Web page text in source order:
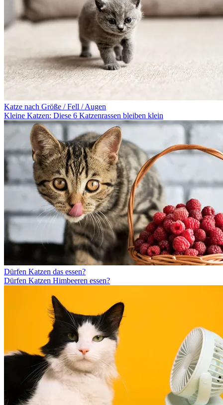
Katze nach Größe / Fell / Augen
Kleine Katzen: Diese 6 Katzenrassen bleiben klein
Dürfen Katzen das essen?
Dürfen Katzen Himbeeren essen?